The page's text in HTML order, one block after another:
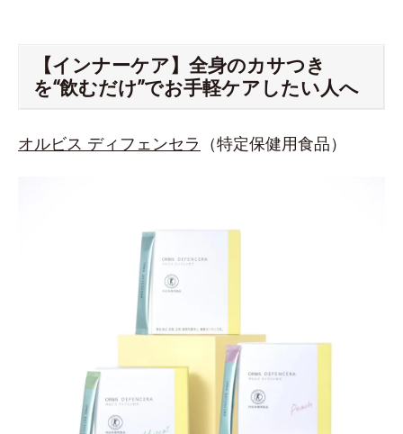
【インナーケア】全身のカサつき
を“飲むだけ”でお手軽ケアしたい人へ
オルビス ディフェンセラ （特定保健用食品）